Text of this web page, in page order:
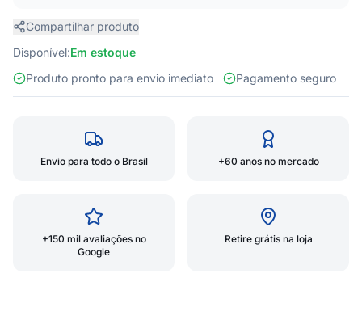
Compartilhar produto
Disponível:Em estoque
Produto pronto para envio imediato
Pagamento seguro
Envio para todo o Brasil +60 anos no mercado
+150 mil avaliações no
Google
Retire grátis na loja